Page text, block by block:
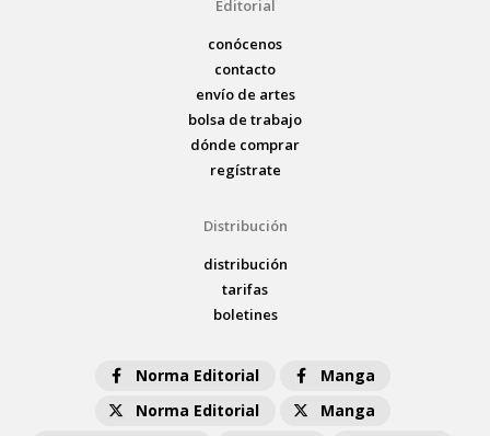
Editorial
conócenos
contacto
envío de artes
bolsa de trabajo
dónde comprar
regístrate
Distribución
distribución
tarifas
boletines
Norma Editorial
Manga
Norma Editorial
Manga